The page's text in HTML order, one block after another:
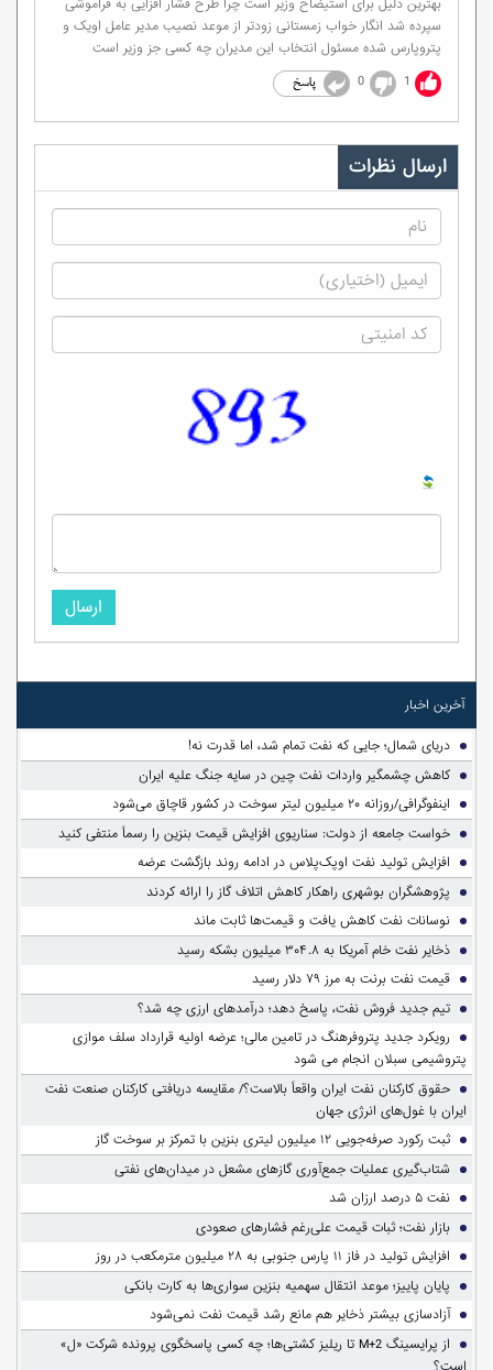
بهترین دلیل برای استیضاح وزیر است چرا طرح فشار افزایی به فراموشی
سپرده شد انگار خواب زمستانی زودتر از موعد نصیب مدیر عامل اویک و
پتروپارس شده مسئول انتخاب این مدیران چه کسی جز وزیر است
1
0
ارسال نظرات
ارسال
آخرین اخبار
دریای شمال؛ جایی که نفت تمام شد، اما قدرت نه!
کاهش چشمگیر واردات نفت چین در سایه جنگ علیه ایران
اینفوگرافی/روزانه ۲۰ میلیون لیتر سوخت در کشور قاچاق می‌شود
خواست جامعه از دولت: سناریوی افزایش قیمت بنزین را رسماً منتفی کنید
افزایش تولید نفت اوپک‌پلاس در ادامه روند بازگشت عرضه
پژوهشگران بوشهری راهکار کاهش اتلاف گاز را ارائه کردند
نوسانات نفت کاهش یافت و قیمت‌ها ثابت ماند
ذخایر نفت خام آمریکا به ۳۰۴.۸ میلیون بشکه رسید
قیمت نفت برنت به مرز ۷۹ دلار رسید
تیم جدید فروش نفت، پاسخ دهد؛ درآمدهای ارزی چه شد؟
رویکرد جدید پتروفرهنگ در تامین مالی؛ عرضه اولیه قرارداد سلف موازی
پتروشیمی سبلان انجام می شود
حقوق کارکنان نفت ایران واقعاً بالاست؟/ مقایسه دریافتی کارکنان صنعت نفت
ایران با غول‌های انرژی جهان
ثبت رکورد صرفه‌جویی ۱۲ میلیون لیتری بنزین با تمرکز بر سوخت گاز
شتاب‌گیری عملیات جمع‌آوری گازهای مشعل در میدان‌های نفتی
نفت ۵ درصد ارزان شد
بازار نفت؛ ثبات قیمت علی‌رغم فشارهای صعودی
افزایش تولید در فاز ۱۱ پارس جنوبی به ۲۸ میلیون مترمکعب در روز
پایان پاییز؛ موعد انتقال سهمیه بنزین سواری‌ها به کارت بانکی
آزادسازی بیشتر ذخایر هم مانع رشد قیمت نفت نمی‌شود
از پرایسینگ M+2 تا ریلیز کشتی‌ها؛ چه کسی پاسخگوی پرونده شرکت «ل»